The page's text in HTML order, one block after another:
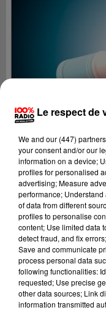
Lecture (4
100%
Le respect de
We and our (447) partners
your consent and/or our
information on a device;
profiles for personalised
advertising; Measure
performance;
of data from different
profiles to personalise
content; Use limited data
detect fraud, and fix
Save and communicate
process personal data
following functionalities:
requested; Use precise
other data sources; Link
information transmitted